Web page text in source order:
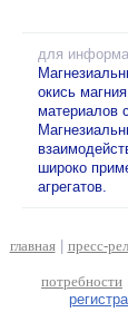
для
окись
материалов
широко
агрегатов.
главная| пресс-
потребности